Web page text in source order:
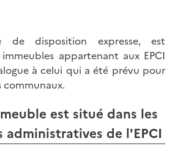
de disposition expresse, est
appartenant aux EPCI
à celui qui a été prévu pour
communaux.
est situé dans les
administratives de l'EPCI